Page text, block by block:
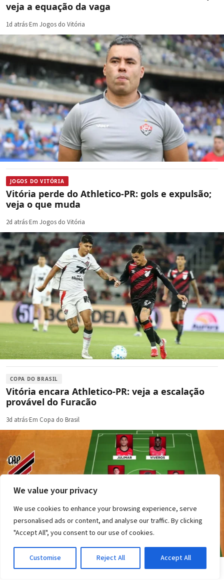
We value your privacy
We use cookies to enhance your browsing experience, serve
personalised ads or content, and analyse our traffic. By clicking
"Accept All", you consent to our use of cookies.
Customise Reject All Accept All
veja a equação da vaga
1d atrás·Em Jogos do Vitória
JOGOS DO VITÓRIA
Vitória perde do Athletico-PR: gols e expulsão;
veja o que muda
2d atrás·Em Jogos do Vitória
COPA DO BRASIL
Vitória encara Athletico-PR: veja a escalação
provável do Furacão
3d atrás·Em Copa do Brasil